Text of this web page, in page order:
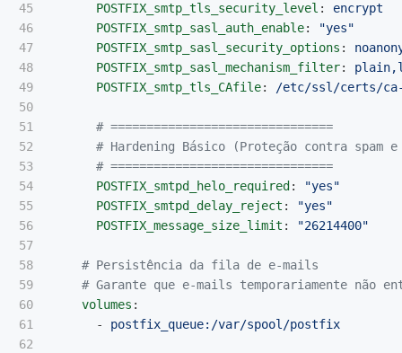
45
46
47
48
49
50
51
52
53
54
55
56
57
58
59
60
61
62
POSTFIX_smtp_tls_security_level :
encrypt
POSTFIX_smtp_sasl_auth_enable: "yes"
POSTFIX_smtp_sasl_security_options :
POSTFIX_smtp_sasl_mechanism_filter:
POSTFIX_smtp_tls_CAfile: /etc/ssl/certs/
# ===============================
# Hardening Básico (Proteção contra spam e
# ===============================
POSTFIX_smtpd_helo_required : "yes"
POSTFIX_smtpd_delay_reject : "yes"
POSTFIX_message_size_limit : "26214400"
# Persistência da fila de e-mails
# Garante que e-mails temporariamente não
volumes :
-
postfix_queue:/var/spool/postfix